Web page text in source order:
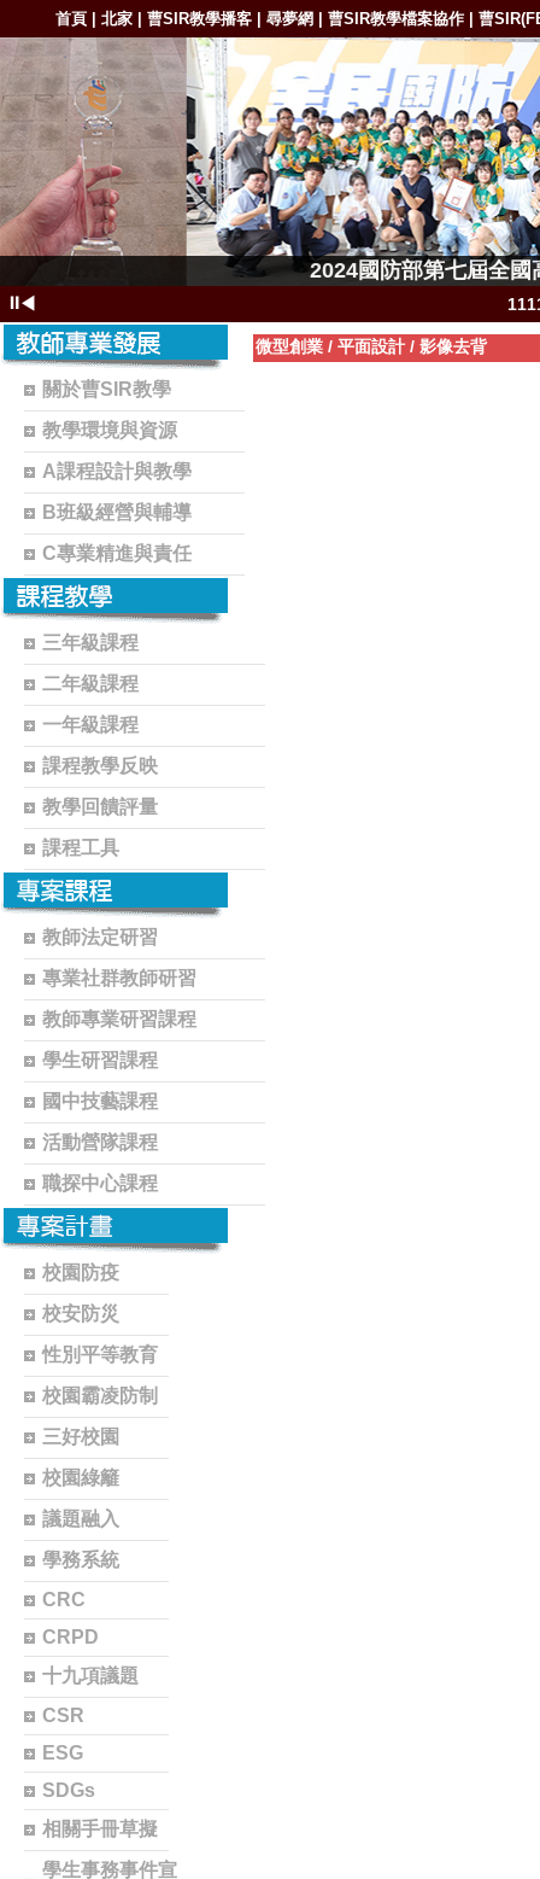
首頁 |北家 |曹SIR教學播客 |尋夢網 |曹SIR教學檔案協作 |曹
2024國防部第七屆全
⏸◀
1111-
1111-1111111
1111-
關於曹SIR教學
教學環境與資源
A課程設計與教學
B班級經營與輔導
C專業精進與責任
三年級課程
二年級課程
一年級課程
課程教學反映
教學回饋評量
課程工具
教師法定研習
專業社群教師研習
教師專業研習課程
學生研習課程
國中技藝課程
活動營隊課程
職探中心課程
校園防疫
校安防災
性別平等教育
校園霸凌防制
三好校園
校園綠籬
議題融入
學務系統
CRC
CRPD
十九項議題
CSR
ESG
SDGs
相關手冊草擬
學生事務事件宣
微型創業 / 平面設計 / 影像去背